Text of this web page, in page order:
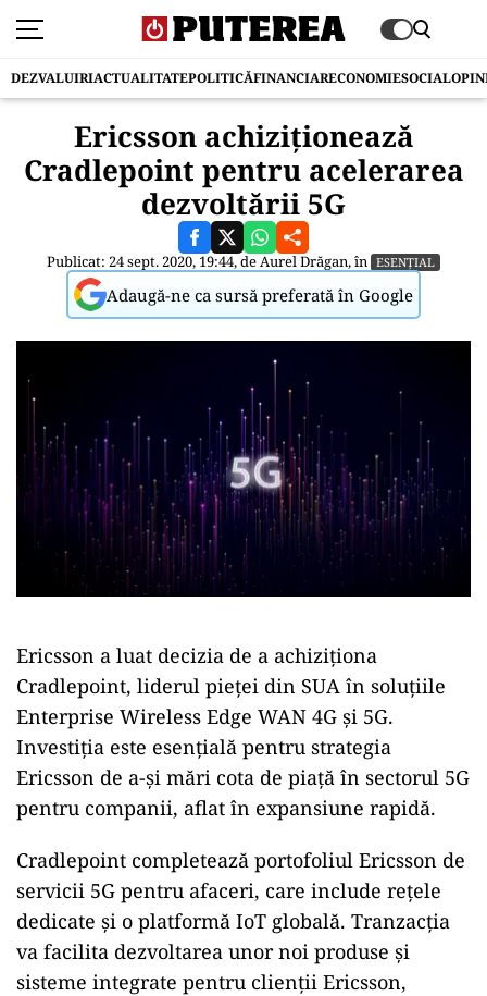
DEZVALUIRIACTUALITATEPOLITICĂFINANCIARECONOMIESOCIAL
Ericsson achiziționează
Cradlepoint pentru acelerarea
dezvoltării 5G
Publicat: 24 sept. 2020, 19:44, deAurel Drăgan, în ESENȚIAL
Adaugă-ne ca sursă preferată în Google
Ericsson a luat decizia de a achiziționa
Cradlepoint, liderul pieței din SUA în soluțiile
Enterprise Wireless Edge WAN 4G și 5G.
Investiția este esențială pentru strategia
Ericsson de a-și mări cota de piață în sectorul 5G
pentru companii, aflat în expansiune rapidă.
Cradlepoint completează portofoliul Ericsson de
servicii 5G pentru afaceri, care include rețele
dedicate și o platformă IoT globală. Tranzacția
va facilita dezvoltarea unor noi produse și
sisteme integrate pentru clienții Ericsson,